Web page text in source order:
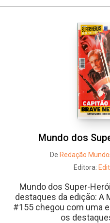
Mundo dos
De Redação
Editora:
Mundo dos Super-
destaques da edição: A
#155 chegou com uma
os